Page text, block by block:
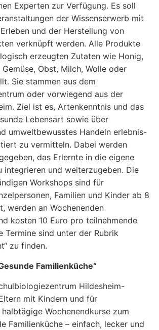
Experten zur Verfügung. Es soll
der Wissenserwerb mit
und der Herstellung von
verknüpft werden. Alle Produkte
erzeugten Zutaten wie Honig,
Gemüse, Obst, Milch, Wolle oder
Sie stammen aus dem
oder vorwiegend aus der
Ziel ist es, Artenkenntnis und das
Lebensart sowie über
umweltbewusstes Handeln erlebnis-
zu vermitteln. Dabei werden
das Erlernte in die eigene
integrieren und weiterzugeben. Die
Workshops sind für
Familien und Kinder ab 8
werden an Wochenenden
kosten 10 Euro pro teilnehmende
Termine sind unter der Rubrik
zu finden.
Familienküche“
Hildesheim-
mit Kindern und für
Wochenendkurse zum
Familienküche – einfach, lecker und